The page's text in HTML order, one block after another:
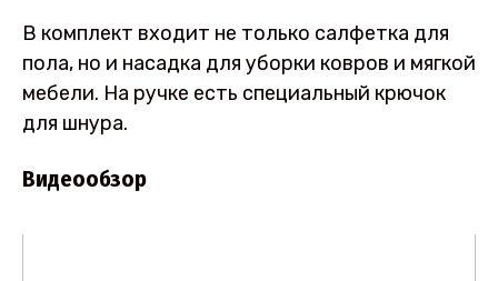
В комплект входит не только салфетка для
пола, но и насадка для уборки ковров и мягкой
мебели. На ручке есть специальный крючок
для шнура.
Видеообзор